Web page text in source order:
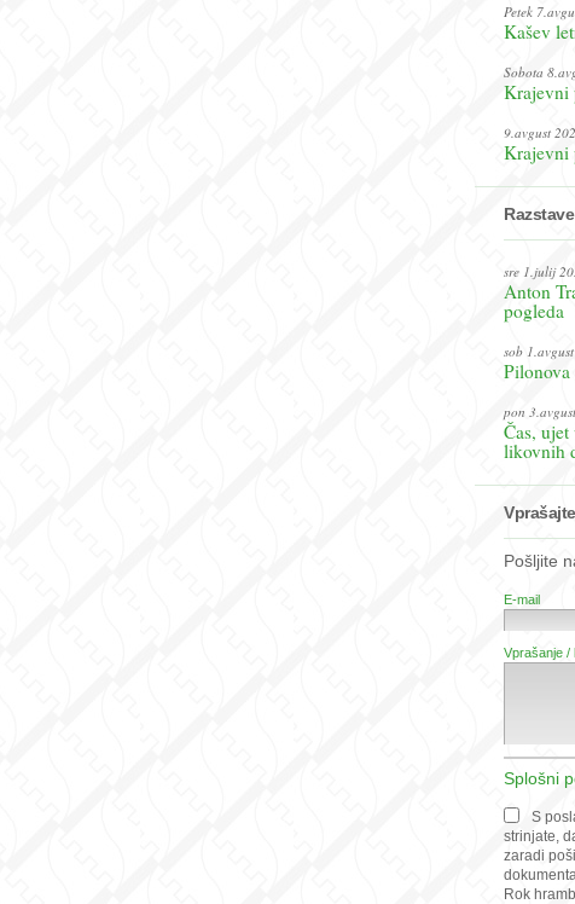
Petek
Kašev
Sobota
Krajevni
9.avgust
Krajevni
Razstave
sre 1.julij
Anton
pogleda
sob
Pilonova
pon
Čas, ujet
likovnih
Pošljite
E-mail
Vprašanje /
Splošni
S
strinjate,
zaradi
Rok